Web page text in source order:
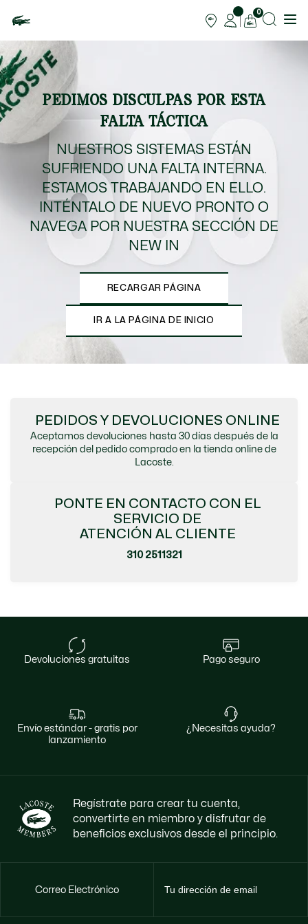
0
PEDIMOS DISCULPAS POR ESTA
FALTA TÁCTICA
NUESTROS SISTEMAS ESTÁN
SUFRIENDO UNA FALTA INTERNA.
ESTAMOS TRABAJANDO EN ELLO.
INTÉNTALO DE NUEVO PRONTO O
NAVEGA POR NUESTRA SECCIÓN DE
NEW IN
RECARGAR PÁGINA
IR A LA PÁGINA DE INICIO
PEDIDOS Y DEVOLUCIONES ONLINE
Aceptamos devoluciones hasta 30 días después de la
recepción del pedido comprado en la tienda online de
Lacoste.
PONTE EN CONTACTO CON EL
SERVICIO DE
ATENCIÓN AL CLIENTE
310 2511321
devoluciones gratuitas pago seguro
envío estándar - gratis por
lanzamiento
¿necesitas ayuda?
Regístrate para crear tu cuenta,
convertirte en miembro y disfrutar de
beneficios exclusivos desde el principio.
Correo Electrónico